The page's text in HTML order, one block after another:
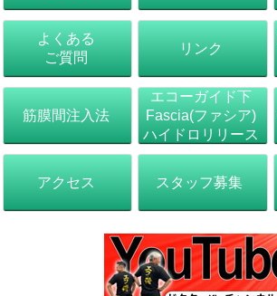
よくある
ご質問
リンク
筋膜間注入法
エコーガイド下
Fascia(ファシア)
ハイドロリリース
アクセス スタッフ募集